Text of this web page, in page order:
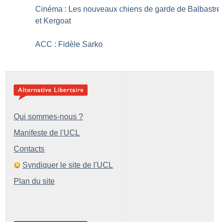
Cinéma : Les nouveaux chiens de garde de
et Kergoat
ACC : Fidèle Sarko
Qui sommes-nous ?
Manifeste de l'UCL
Contacts
Syndiquer le site de l'UCL
Plan du site